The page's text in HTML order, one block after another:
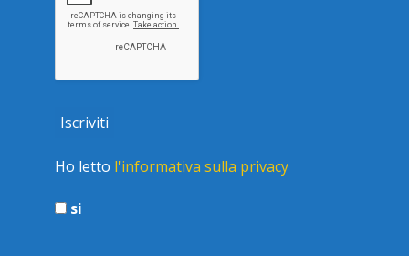
Ho letto l'informativa sulla privacy
si